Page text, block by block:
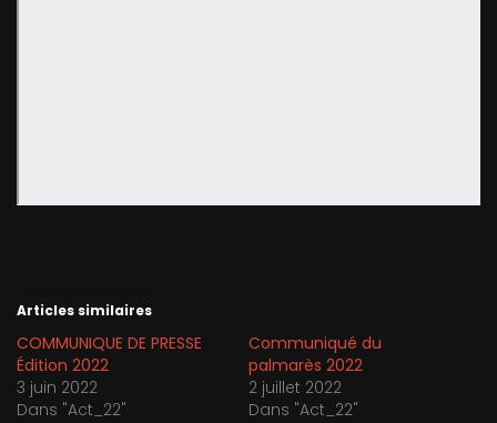
Articles similaires
COMMUNIQUE DE PRESSE
Édition 2022
3 juin 2022
Dans "Act_22"
Communiqué du
palmarès 2022
2 juillet 2022
Dans "Act_22"